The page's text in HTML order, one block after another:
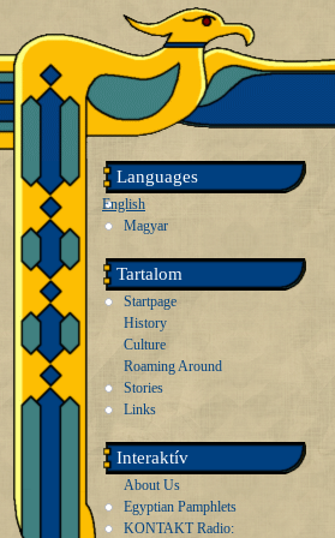
Languages
English
Magyar
Tartalom
Startpage
History
Culture
Roaming Around
Stories
Links
Interaktív
About Us
Egyptian Pamphlets
KONTAKT Radio: